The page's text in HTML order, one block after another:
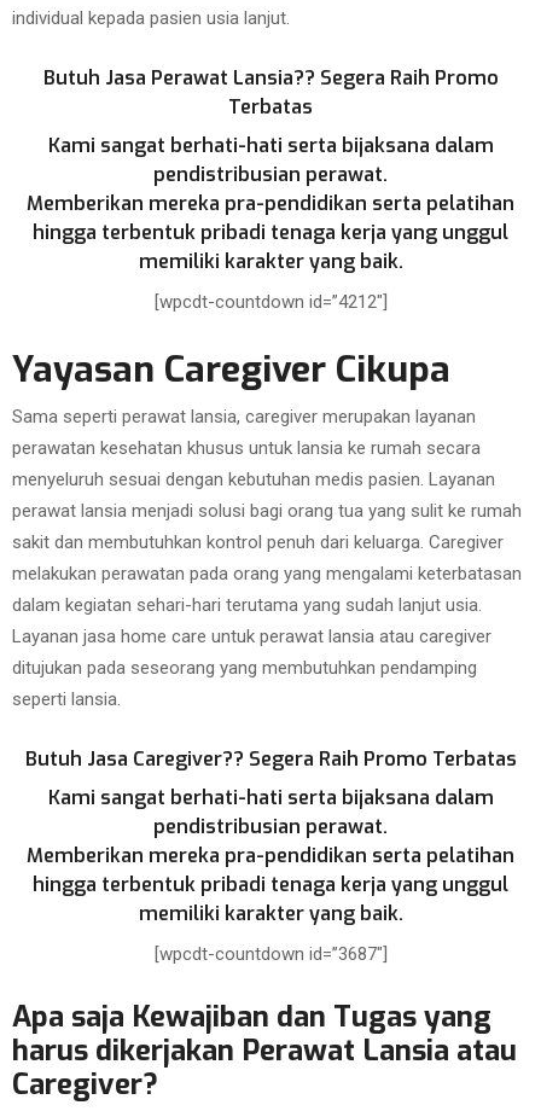
individual kepada pasien usia lanjut.
Butuh Jasa Perawat Lansia?? Segera Raih Promo
Terbatas
Kami sangat berhati-hati serta bijaksana dalam
pendistribusian perawat.
Memberikan mereka pra-pendidikan serta pelatihan
hingga terbentuk pribadi tenaga kerja yang unggul
memiliki karakter yang baik.
[wpcdt-countdown id=”4212″]
Yayasan Caregiver Cikupa
Sama seperti perawat lansia, caregiver merupakan layanan
perawatan kesehatan khusus untuk lansia ke rumah secara
menyeluruh sesuai dengan kebutuhan medis pasien. Layanan
perawat lansia menjadi solusi bagi orang tua yang sulit ke rumah
sakit dan membutuhkan kontrol penuh dari keluarga. Caregiver
melakukan perawatan pada orang yang mengalami keterbatasan
dalam kegiatan sehari-hari terutama yang sudah lanjut usia.
Layanan jasa home care untuk perawat lansia atau caregiver
ditujukan pada seseorang yang membutuhkan pendamping
seperti lansia.
Butuh Jasa Caregiver?? Segera Raih Promo Terbatas
Kami sangat berhati-hati serta bijaksana dalam
pendistribusian perawat.
Memberikan mereka pra-pendidikan serta pelatihan
hingga terbentuk pribadi tenaga kerja yang unggul
memiliki karakter yang baik.
[wpcdt-countdown id=”3687″]
Apa saja Kewajiban dan Tugas yang
harus dikerjakan Perawat Lansia atau
Caregiver?